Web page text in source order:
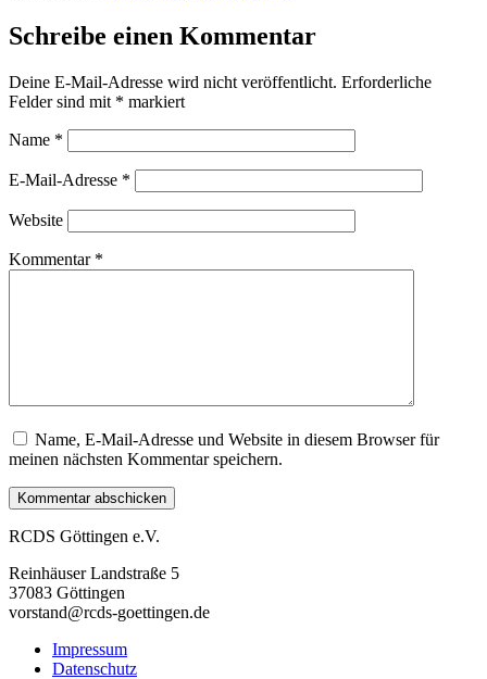
Schreibe einen Kommentar
Deine E-Mail-Adresse wird nicht veröffentlicht. Erforderliche
Felder sind mit * markiert
Name *
E-Mail-Adresse *
Website
Kommentar *
Name, E-Mail-Adresse und Website in diesem Browser für
meinen nächsten Kommentar speichern.
RCDS Göttingen e.V.
Reinhäuser Landstraße 5
37083 Göttingen
vorstand@rcds-goettingen.de
Impressum
Datenschutz